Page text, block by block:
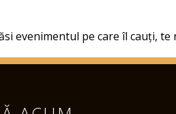
evenimentul pe care îl cauți,